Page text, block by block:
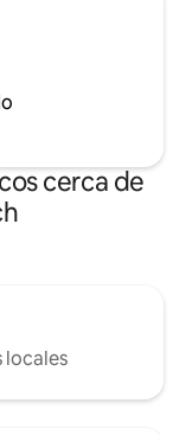
cerca de
locales